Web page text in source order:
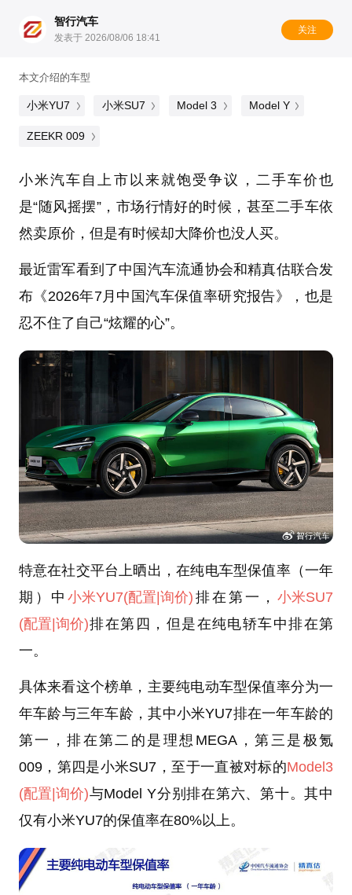
智行汽车
发表于 2026/08/06 18:41
关注
本文介绍的车型
小米YU7 小米SU7 Model 3 Model Y
ZEEKR 009
小米汽车自上市以来就饱受争议，二手车价也
是“随风摇摆”，市场行情好的时候，甚至二手车依
然卖原价，但是有时候却大降价也没人买。
最近雷军看到了中国汽车流通协会和精真估联合发
布《2026年7月中国汽车保值率研究报告》，也是
忍不住了自己“炫耀的心”。
特意在社交平台上晒出，在纯电车型保值率（一年
期）中小米YU7(配置 |询价) 排在第一，小米SU7
(配置 |询价)排在第四，但是在纯电轿车中排在第
一。
具体来看这个榜单，主要纯电动车型保值率分为一
年车龄与三年车龄，其中小米YU7排在一年车龄的
第一，排在第二的是理想MEGA，第三是极氪
009，第四是小米SU7，至于一直被对标的Model3
(配置 |询价)与Model Y分别排在第六、第十。其中
仅有小米YU7的保值率在80%以上。